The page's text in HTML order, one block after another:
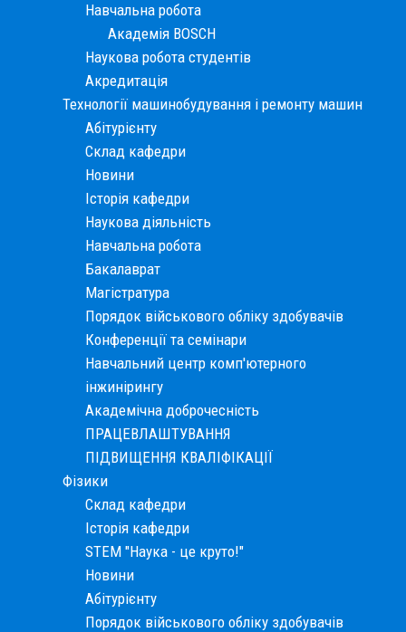
Навчальна робота
Академія BOSСH
Наукова робота студентів
Акредитація
Технології машинобудування і ремонту машин
Абітурієнту
Склад кафедри
Новини
Історія кафедри
Наукова діяльність
Навчальна робота
Бакалаврат
Магістратура
Порядок військового обліку здобувачів
Конференції та семінари
Навчальний центр комп'ютерного
інжинірингу
Академічна доброчесність
ПРАЦЕВЛАШТУВАННЯ
ПІДВИЩЕННЯ КВАЛІФІКАЦІЇ
Фізики
Склад кафедри
Історія кафедри
STEM "Наука - це круто!"
Новини
Абітурієнту
Порядок військового обліку здобувачів